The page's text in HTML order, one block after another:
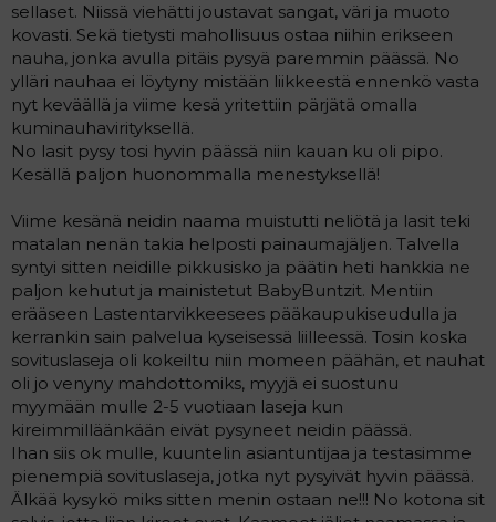
sellaset. Niissä viehätti joustavat sangat, väri ja muoto
kovasti. Sekä tietysti mahollisuus ostaa niihin erikseen
nauha, jonka avulla pitäis pysyä paremmin päässä. No
ylläri nauhaa ei löytyny mistään liikkeestä ennenkö vasta
nyt keväällä ja viime kesä yritettiin pärjätä omalla
kuminauhavirityksellä.
No lasit pysy tosi hyvin päässä niin kauan ku oli pipo.
Kesällä paljon huonommalla menestyksellä!
Viime kesänä neidin naama muistutti neliötä ja lasit teki
matalan nenän takia helposti painaumajäljen. Talvella
syntyi sitten neidille pikkusisko ja päätin heti hankkia ne
paljon kehutut ja mainistetut BabyBuntzit. Mentiin
erääseen Lastentarvikkeesees pääkaupukiseudulla ja
kerrankin sain palvelua kyseisessä liilleessä. Tosin koska
sovituslaseja oli kokeiltu niin momeen päähän, et nauhat
oli jo venyny mahdottomiks, myyjä ei suostunu
myymään mulle 2-5 vuotiaan laseja kun
kireimmilläänkään eivät pysyneet neidin päässä.
Ihan siis ok mulle, kuuntelin asiantuntijaa ja testasimme
pienempiä sovituslaseja, jotka nyt pysyivät hyvin päässä.
Älkää kysykö miks sitten menin ostaan ne!!! No kotona sit